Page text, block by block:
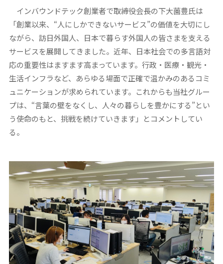
インバウンドテック創業者で取締役会長の下大薗豊氏は
「創業以来、“人にしかできないサービス”の価値を大切にし
ながら、訪日外国人、日本で暮らす外国人の皆さまを支える
サービスを展開してきました。近年、日本社会での多言語対
応の重要性はますます高まっています。行政・医療・観光・
生活インフラなど、あらゆる場面で正確で温かみのあるコミ
ュニケーションが求められています。これからも当社グルー
プは、“言葉の壁をなくし、人々の暮らしを豊かにする”とい
う使命のもと、挑戦を続けていきます」とコメントしてい
る。